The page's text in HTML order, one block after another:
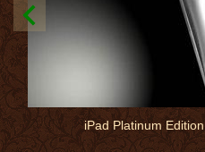
iPad Platinum Edition